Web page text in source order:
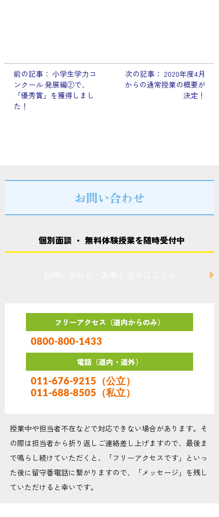
投
ナ
シ
ン
前の記事： 小学生学力コ
ンクール 発展編②で、
「優秀賞」を獲得しまし
た！
次の記事： 2020年度4月
からの通常授業の概要が
決定！
お問い合わせ
個別面談 ・ 無料体験授業を随時受付中
フリーアクセス（道内からのみ）
0800-800-1433
電話（道内・道外）
011-676-9215（公立）
011-688-8505（私立）
授業中や担当者不在などで対応できない場合があります。そ
の際は担当者から折り返しご連絡差し上げますので、最後ま
で鳴らし続けていただくと、「フリーアクセスです」といっ
た後に留守番電話に繋がりますので、「メッセージ」を残し
ていただけると幸いです。